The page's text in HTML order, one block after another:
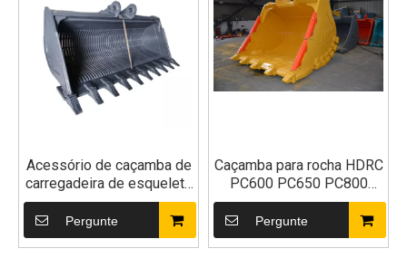
Acessório de caçamba de
carregadeira de esqueleto
de escavadeira para
construção
Pergunte
Caçamba para rocha HDRC
PC600 PC650 PC800
PC850 3-5m³
Pergunte